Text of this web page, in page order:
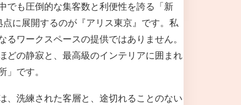
でも圧倒的な集客数と利便性を誇る「新
に展開するのが『アリス東京』です。私
るワークスペースの提供ではありません。
どの静寂と、最高級のインテリアに囲まれ
です。
、洗練された客層と、途切れることのない